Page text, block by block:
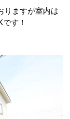
りますが室内は
す！